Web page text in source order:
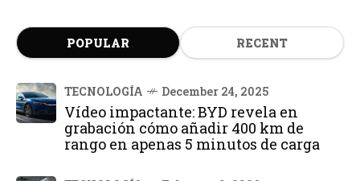
POPULAR RECENT
TECNOLOGÍA December 24, 2025
Vídeo impactante: BYD revela en
grabación cómo añadir 400 km de
rango en apenas 5 minutos de carga